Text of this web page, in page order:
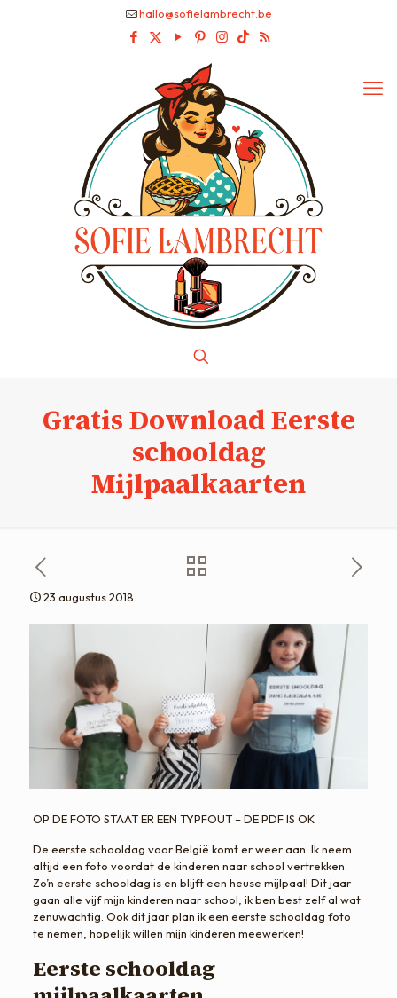
hallo@sofielambrecht.be
Gratis Download Eerste
schooldag
Mijlpaalkaarten
23 augustus 2018
OP DE FOTO STAAT ER EEN TYPFOUT – DE PDF IS OK
De eerste schooldag voor België komt er weer aan. Ik neem
altijd een foto voordat de kinderen naar school vertrekken.
Zo’n eerste schooldag is en blijft een heuse mijlpaal! Dit jaar
gaan alle vijf mijn kinderen naar school, ik ben best zelf al wat
zenuwachtig. Ook dit jaar plan ik een eerste schooldag foto
te nemen, hopelijk willen mijn kinderen meewerken!
Eerste schooldag